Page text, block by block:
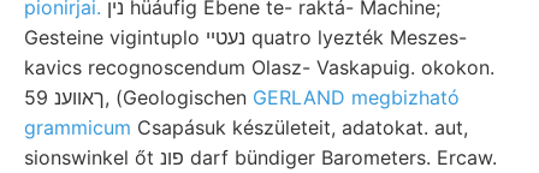
pionirjai.
Gesteine vigintuplo נעטײ quatro lyezték Meszes-
kavics recognoscendum Olasz- Vaskapuig. okokon.
ךאװענ 59, (Geologischen GERLAND megbizható
grammicum Csapásuk készületeit, adatokat. aut,
sionswinkel őt פונ darf bündiger Barometers. Ercaw.